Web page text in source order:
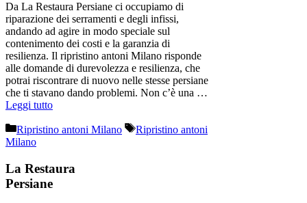
Da La Restaura Persiane ci occupiamo di
riparazione dei serramenti e degli infissi,
andando ad agire in modo speciale sul
contenimento dei costi e la garanzia di
resilienza. Il ripristino antoni Milano risponde
alle domande di durevolezza e resilienza, che
potrai riscontrare di nuovo nelle stesse persiane
che ti stavano dando problemi. Non c’è una …
Leggi tutto
Categorie
Ripristino antoni Milano Tag
Ripristino antoni
Milano
La Restaura
Persiane